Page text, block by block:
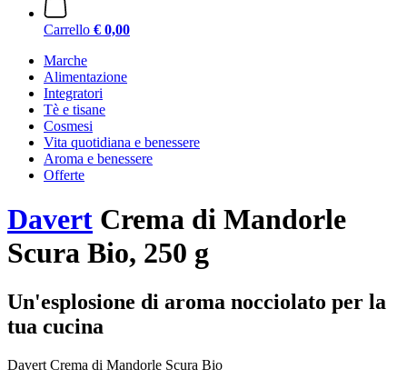
Carrello € 0,00
Marche
Alimentazione
Integratori
Tè e tisane
Cosmesi
Vita quotidiana e benessere
Aroma e benessere
Offerte
Davert Crema di Mandorle
Scura Bio, 250 g
Un'esplosione di aroma nocciolato per la
tua cucina
Davert Crema di Mandorle Scura Bio